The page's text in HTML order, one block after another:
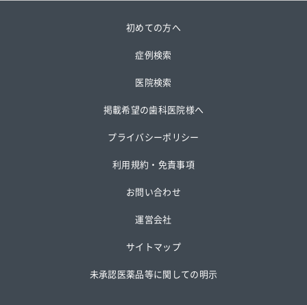
初めての方へ
症例検索
医院検索
掲載希望の歯科医院様へ
プライバシーポリシー
利用規約・免責事項
お問い合わせ
運営会社
サイトマップ
未承認医薬品等に関しての明示